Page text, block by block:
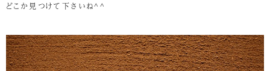
どこか見つけて下さいね^^